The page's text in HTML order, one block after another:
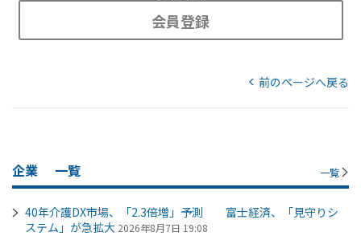
会員登録
前のページへ戻る
企業 一覧 一覧
40年介護DX市場、「2.3倍増」予測 富士経済、「見守りシ
ステム」が急拡大 2026年8月7日 19:08